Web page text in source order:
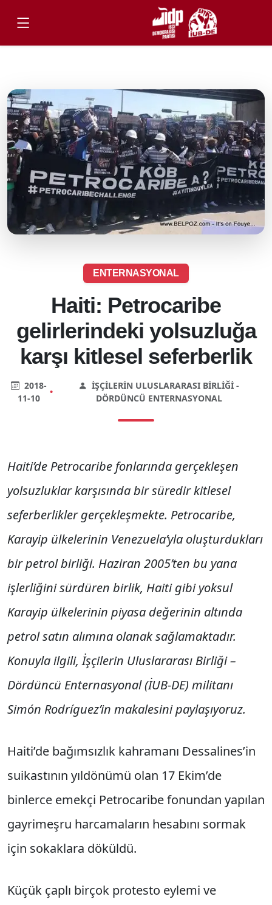
ENTERNASYONAL
Haiti: Petrocaribe
gelirlerindeki yolsuzluğa
karşı kitlesel seferberlik
2018-
11-10
•
İŞÇILERIN ULUSLARARASI BIRLIĞI -
DÖRDÜNCÜ ENTERNASYONAL
Haiti’de Petrocaribe fonlarında gerçekleşen
yolsuzluklar karşısında bir süredir kitlesel
seferberlikler gerçekleşmekte. Petrocaribe,
Karayip ülkelerinin Venezuela’yla oluşturdukları
bir petrol birliği. Haziran 2005’ten bu yana
işlerliğini sürdüren birlik, Haiti gibi yoksul
Karayip ülkelerinin piyasa değerinin altında
petrol satın alımına olanak sağlamaktadır.
Konuyla ilgili, İşçilerin Uluslararası Birliği –
Dördüncü Enternasyonal (İUB-DE) militanı
Simón Rodríguez’in makalesini paylaşıyoruz.
Haiti’de bağımsızlık kahramanı Dessalines’in
suikastının yıldönümü olan 17 Ekim’de
binlerce emekçi Petrocaribe fonundan yapılan
gayrimeşru harcamaların hesabını sormak
için sokaklara döküldü.
Küçük çaplı birçok protesto eylemi ve